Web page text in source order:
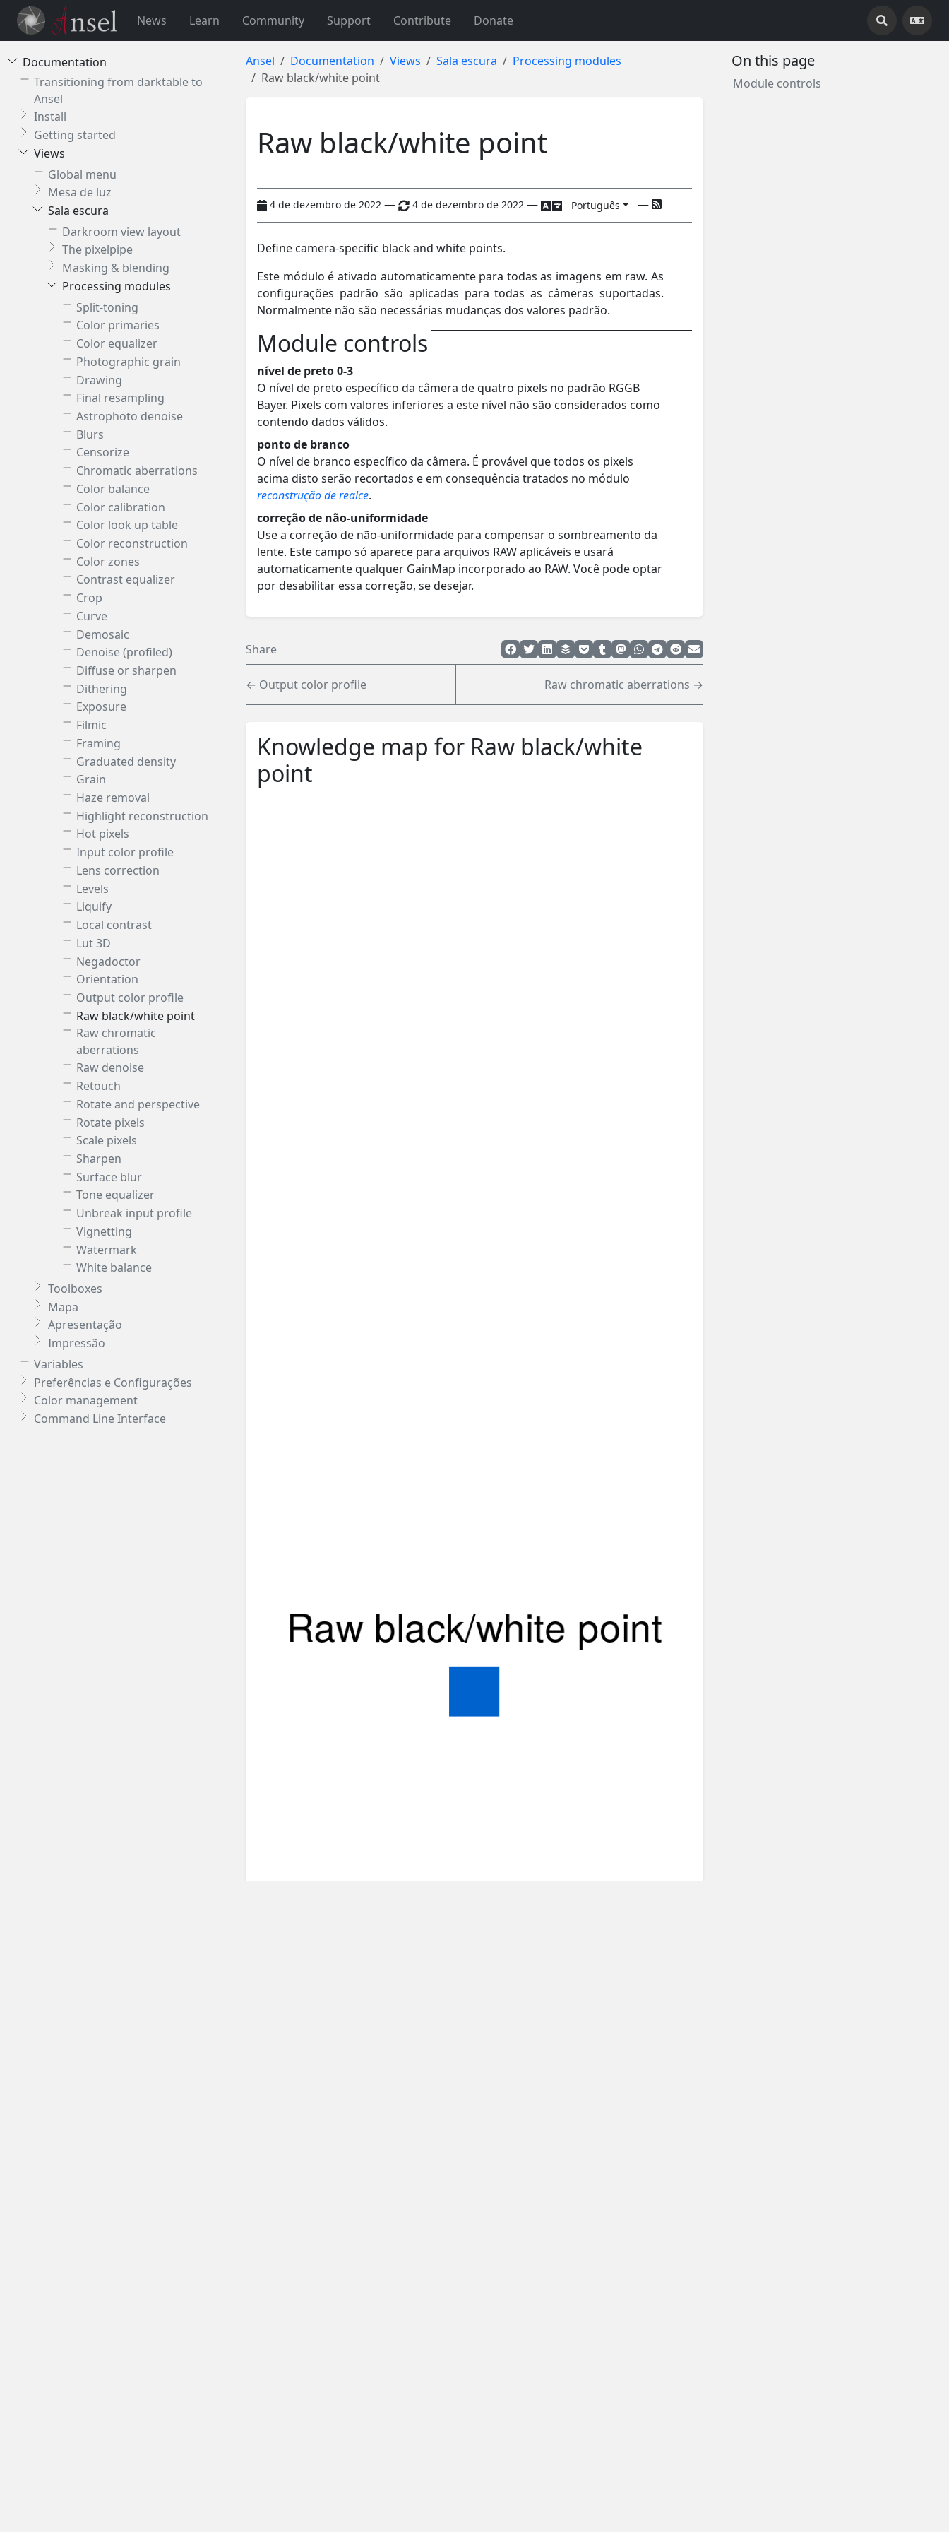
News Learn Community Support Contribute Donate
Documentation
Transitioning from darktable to
Ansel
Install
Getting started
Views
Global menu
Mesa de luz
Sala escura
Darkroom view layout
The pixelpipe
Masking & blending
Processing modules
Split-toning
Color primaries
Color equalizer
Photographic grain
Drawing
Final resampling
Astrophoto denoise
Blurs
Censorize
Chromatic aberrations
Color balance
Color calibration
Color look up table
Color reconstruction
Color zones
Contrast equalizer
Crop
Curve
Demosaic
Denoise (profiled)
Diffuse or sharpen
Dithering
Exposure
Filmic
Framing
Graduated density
Grain
Haze removal
Highlight reconstruction
Hot pixels
Input color profile
Lens correction
Levels
Liquify
Local contrast
Lut 3D
Negadoctor
Orientation
Output color profile
Raw black/white point
Raw chromatic
aberrations
Raw denoise
Retouch
Rotate and perspective
Rotate pixels
Scale pixels
Sharpen
Surface blur
Tone equalizer
Unbreak input profile
Vignetting
Watermark
White balance
Toolboxes
Mapa
Apresentação
Impressão
Variables
Preferências e Configurações
Color management
Command Line Interface
Ansel Documentation Views Sala escura
Processing modules
Raw black/white point
Raw black/white point
4 de dezembro de 2022 — 4 de dezembro de 2022 — Português —
Define camera-specific black and white points.
Este módulo é ativado automaticamente para todas as imagens em raw. As
configurações padrão são aplicadas para todas as câmeras suportadas.
Normalmente não são necessárias mudanças dos valores padrão.
Module controls
nível de preto 0-3
O nível de preto específico da câmera de quatro pixels no padrão RGGB
Bayer. Pixels com valores inferiores a este nível não são considerados como
contendo dados válidos.
ponto de branco
O nível de branco específico da câmera. É provável que todos os pixels
acima disto serão recortados e em consequência tratados no módulo
reconstrução de realce.
correção de não-uniformidade
Use a correção de não-uniformidade para compensar o sombreamento da
lente. Este campo só aparece para arquivos RAW aplicáveis e usará
automaticamente qualquer GainMap incorporado ao RAW. Você pode optar
por desabilitar essa correção, se desejar.
Share
← Output color profile Raw chromatic aberrations →
Knowledge map for Raw black/white
point
On this page
Module controls